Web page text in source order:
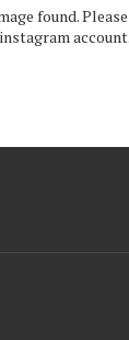
found.
account.